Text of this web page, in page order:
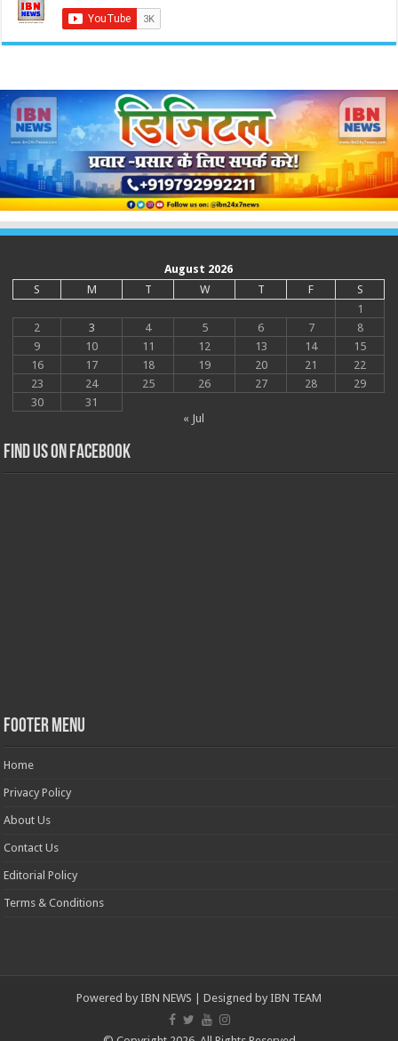
August 2026
S
M T W T F
S
1
2
3 4 5 6 7
8
9
10 11 12 13 14
15
16
17 18 19 20 21
22
23
24 25 26 27 28
29
30
31
« Jul
Find us on Facebook
Footer Menu
Home
Privacy Policy
About Us
Contact Us
Editorial Policy
Terms & Conditions
Powered by IBN NEWS | Designed by IBN TEAM